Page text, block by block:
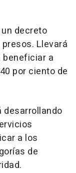
decreto
Llevará
beneficiar a
por ciento de
desarrollando
a los
de